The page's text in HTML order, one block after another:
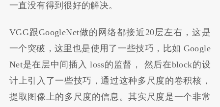
一直没有得到很好的解决。
VGG跟GoogleNet做的网络都接近20层左右，这是
一个突破，这里也是使用了一些技巧，比如 Google
Net是在层中间插入 loss的监督， 然后在block的设
计上引入了一些技巧，通过这种多尺度的卷积核，
提取图像上的多尺度的信息。其实尺度是一个非常